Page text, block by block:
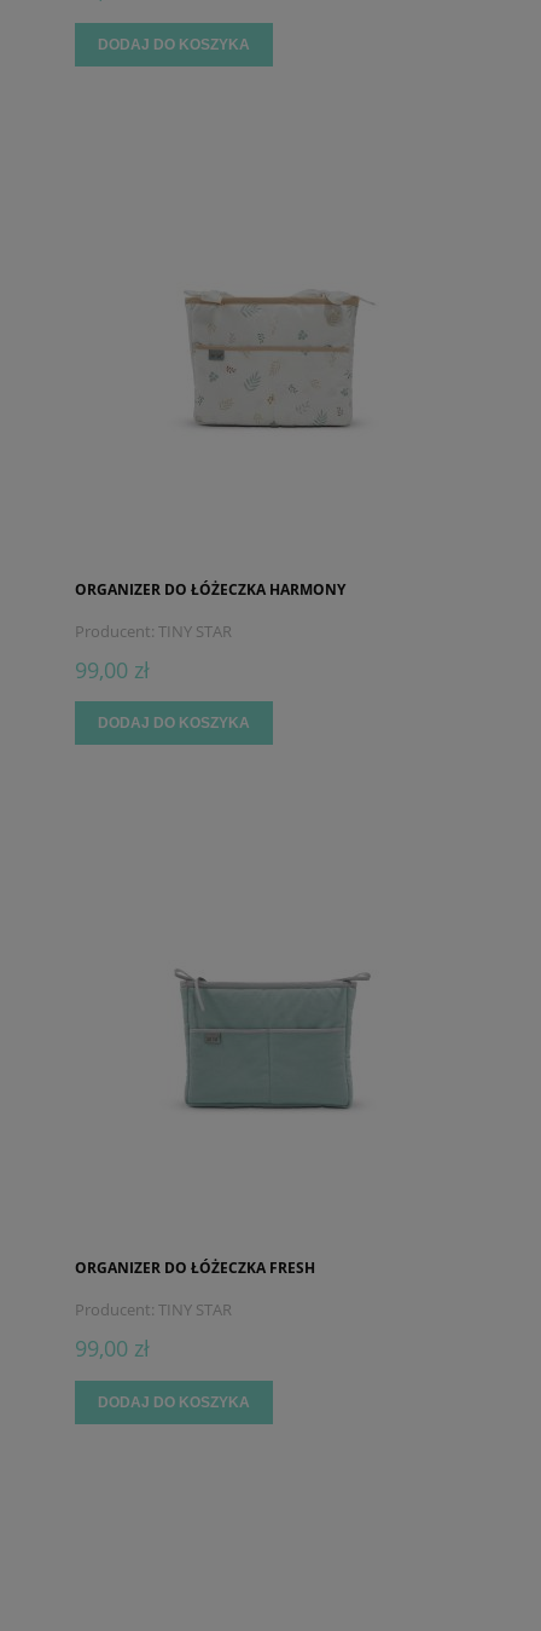
DODAJ DO KOSZYKA
ORGANIZER DO ŁÓŻECZKA HARMONY
Producent: TINY STAR
99,00 zł
DODAJ DO KOSZYKA
ORGANIZER DO ŁÓŻECZKA FRESH
Producent: TINY STAR
99,00 zł
DODAJ DO KOSZYKA